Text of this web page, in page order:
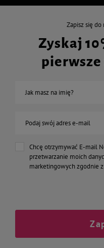
Zapisz się
Zyskaj
Jak masz na imię?
Podaj swój adres e-mail
Chcę otrzymywać E-mail
przetwarzanie moich
marketingowych zgodnie z